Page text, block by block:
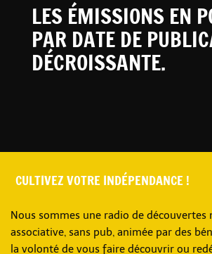
LES ÉMISSIONS EN
PAR DATE DE
DÉCROISSANTE.
CULTIVEZ VOTRE INDÉPENDANCE !
Nous sommes une radio de découvertes
associative, sans pub, animée par des
la volonté de vous faire découvrir ou